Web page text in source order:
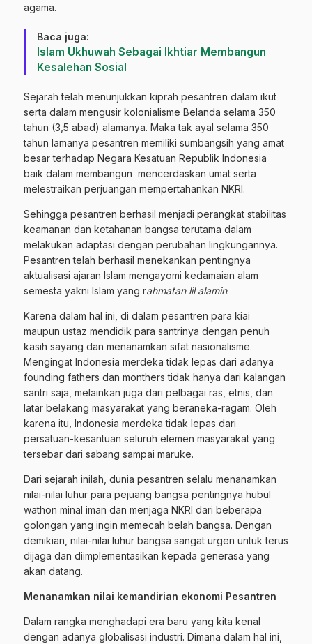
agama.
Baca juga:
Islam Ukhuwah Sebagai Ikhtiar Membangun
Kesalehan Sosial
Sejarah telah menunjukkan kiprah pesantren dalam ikut
serta dalam mengusir kolonialisme Belanda selama 350
tahun (3,5 abad) alamanya. Maka tak ayal selama 350
tahun lamanya pesantren memiliki sumbangsih yang amat
besar terhadap Negara Kesatuan Republik Indonesia
baik dalam membangun mencerdaskan umat serta
melestraikan perjuangan mempertahankan NKRI.
Sehingga pesantren berhasil menjadi perangkat stabilitas
keamanan dan ketahanan bangsa terutama dalam
melakukan adaptasi dengan perubahan lingkungannya.
Pesantren telah berhasil menekankan pentingnya
aktualisasi ajaran Islam mengayomi kedamaian alam
semesta yakni Islam yang rahmatan lil alamin.
Karena dalam hal ini, di dalam pesantren para kiai
maupun ustaz mendidik para santrinya dengan penuh
kasih sayang dan menanamkan sifat nasionalisme.
Mengingat Indonesia merdeka tidak lepas dari adanya
founding fathers dan monthers tidak hanya dari kalangan
santri saja, melainkan juga dari pelbagai ras, etnis, dan
latar belakang masyarakat yang beraneka-ragam. Oleh
karena itu, Indonesia merdeka tidak lepas dari
persatuan-kesantuan seluruh elemen masyarakat yang
tersebar dari sabang sampai maruke.
Dari sejarah inilah, dunia pesantren selalu menanamkan
nilai-nilai luhur para pejuang bangsa pentingnya hubul
wathon minal iman dan menjaga NKRI dari beberapa
golongan yang ingin memecah belah bangsa. Dengan
demikian, nilai-nilai luhur bangsa sangat urgen untuk terus
dijaga dan diimplementasikan kepada generasa yang
akan datang.
Menanamkan nilai kemandirian ekonomi Pesantren
Dalam rangka menghadapi era baru yang kita kenal
dengan adanya globalisasi industri. Dimana dalam hal ini,